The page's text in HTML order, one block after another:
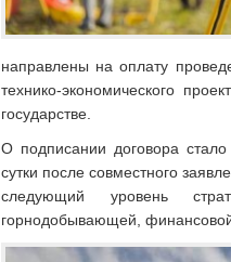
направлены на оплату
технико-экономического
государстве.
О подписании договора
сутки после совместного
следующий уровень
горнодобывающей,